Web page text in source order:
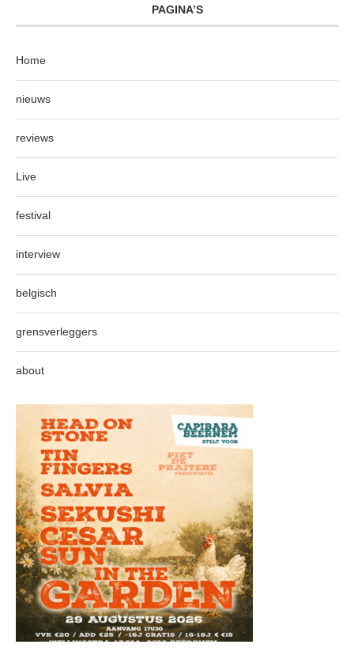
PAGINA’S
Home
nieuws
reviews
Live
festival
interview
belgisch
grensverleggers
about